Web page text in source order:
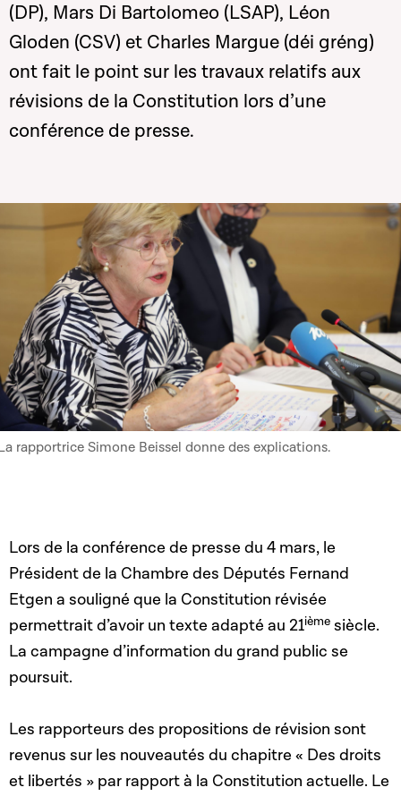
(DP), Mars Di Bartolomeo (LSAP), Léon
Gloden (CSV) et Charles Margue (déi gréng)
ont fait le point sur les travaux relatifs aux
révisions de la Constitution lors d’une
conférence de presse.
rapportrice Simone Beissel donne des explications.
Lors de la conférence de presse du 4 mars, le
Président de la Chambre des Députés Fernand
Etgen a souligné que la Constitution révisée
permettrait d’avoir un texte adapté au 21ième siècle.
La campagne d’information du grand public se
poursuit.
Les rapporteurs des propositions de révision sont
revenus sur les nouveautés du chapitre « Des droits
et libertés » par rapport à la Constitution actuelle. Le